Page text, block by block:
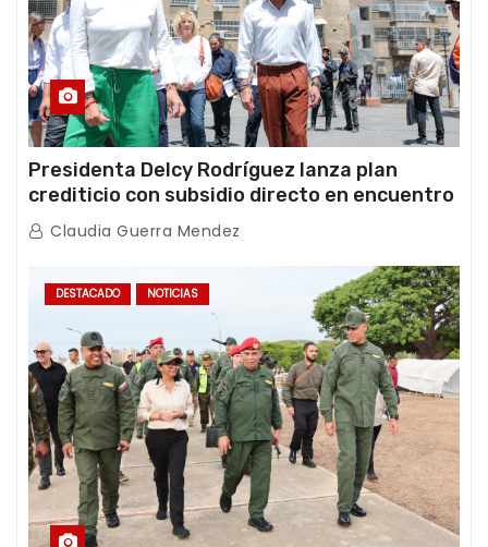
Presidenta Delcy Rodríguez lanza plan
crediticio con subsidio directo en encuentro
con Juntas de Condominio
Claudia Guerra Mendez
DESTACADO NOTICIAS